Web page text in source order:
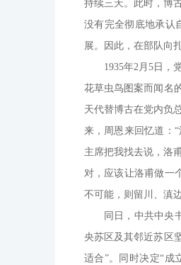
持续三天。此时，博
没有完全彻底地承认
展。因此，在部队向
1935年2月5日，
花草虫鸟图案而闻名
天代替博古在党内负
来，周恩来回忆道：
主席把我找去说，洛
对，应该让洛甫做一
不可能，则留川、滇
同日，中共中央
央苏区及其邻近苏区
适合”。同时决定“成